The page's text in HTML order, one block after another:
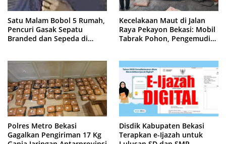
Satu Malam Bobol 5 Rumah,
Pencuri Gasak Sepatu
Branded dan Sepeda di
Kecelakaan Maut di Jalan
Raya Pekayon Bekasi: Mobil
Tabrak Pohon, Pengemudi
Polres Metro Bekasi
Gagalkan Pengiriman 17 Kg
Disdik Kabupaten Bekasi
Terapkan e-Ijazah untuk